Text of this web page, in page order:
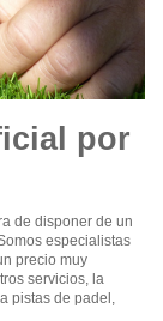
por
de disponer de un
especialistas
precio muy
servicios, la
pistas de padel,